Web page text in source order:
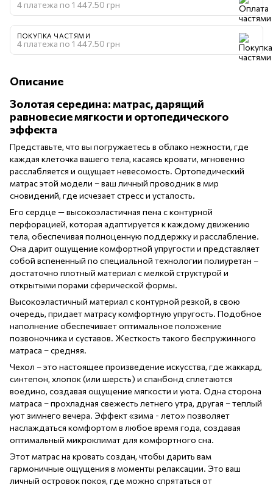
4 платежа по 1 447.50 грн
ПОКУПКА ЧАСТЯМИ
4 платежа по 1 447.50 грн
Описание
Золотая середина: матрас, дарящий
равновесие мягкости и ортопедического
эффекта
Представьте, что вы погружаетесь в облако нежности, где
каждая клеточка вашего тела, касаясь кровати, мгновенно
расслабляется и ощущает невесомость. Ортопедический
матрас этой модели – ваш личный проводник в мир
сновидений, где исчезает стресс и усталость.
Его сердце — высокоэластичная пена с контурной
перфорацией, которая адаптируется к каждому движению
тела, обеспечивая полноценную поддержку и расслабление.
Она дарит ощущение комфортной упругости и представляет
собой вспененный по специальной технологии полиуретан –
достаточно плотный материал с мелкой структурой и
открытыми порами сферической формы.
Высокоэластичный материал с контурной резкой, в свою
очередь, придает матрасу комфортную упругость. Подобное
наполнение обеспечивает оптимальное положение
позвоночника и суставов. Жесткость такого беспружинного
матраса – средняя.
Чехол – это настоящее произведение искусства, где жаккард,
синтепон, хлопок (или шерсть) и спанбонд сплетаются
воедино, создавая ощущение мягкости и уюта. Одна сторона
матраса – прохладная свежесть летнего утра, другая – теплый
уют зимнего вечера. Эффект «зима - лето» позволяет
наслаждаться комфортом в любое время года, создавая
оптимальный микроклимат для комфортного сна.
Этот матрас на кровать создан, чтобы дарить вам
гармоничные ощущения в моменты релаксации. Это ваш
личный островок покоя, где можно спрятаться от